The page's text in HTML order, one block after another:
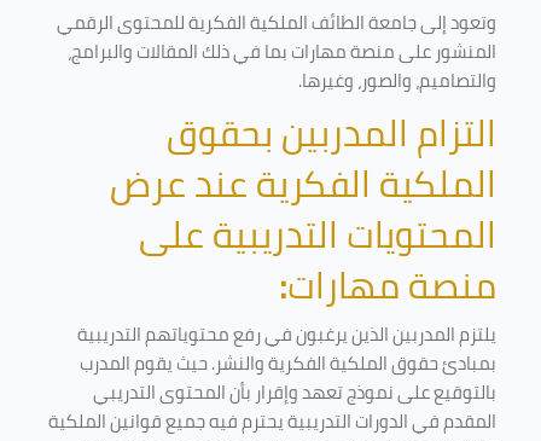
وتعود إلى جامعة الطائف الملكية الفكرية للمحتوى الرقمي
المنشور على منصة مهارات بما في ذلك المقالات والبرامج،
والتصاميم، والصور، وغيرها.
التزام المدربين بحقوق
الملكية الفكرية عند عرض
المحتويات التدريبية على
منصة مهارات:
يلتزم المدربين الذين يرغبون في رفع محتوياتهم التدريبية
بمبادئ حقوق الملكية الفكرية والنشر. حيث يقوم المدرب
بالتوقيع على نموذج تعهد وإقرار بأن المحتوى التدريبي
المقدم في الدورات التدريبية يحترم فيه جميع قوانين الملكية